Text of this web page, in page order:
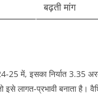
बढ़ती मांग ​
25 में, इसका निर्यात 3.35
लागत-प्रभावी बनाता है।